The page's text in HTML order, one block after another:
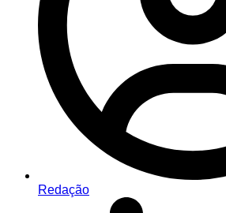
Redação